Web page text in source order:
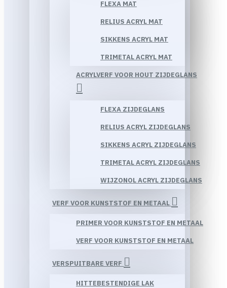
FLEXA MAT
RELIUS ACRYL MAT
SIKKENS ACRYL MAT
TRIMETAL ACRYL MAT
ACRYLVERF VOOR HOUT ZIJDEGLANS
FLEXA ZIJDEGLANS
RELIUS ACRYL ZIJDEGLANS
SIKKENS ACRYL ZIJDEGLANS
TRIMETAL ACRYL ZIJDEGLANS
WIJZONOL ACRYL ZIJDEGLANS
VERF VOOR KUNSTSTOF EN METAAL
PRIMER VOOR KUNSTSTOF EN METAAL
VERF VOOR KUNSTSTOF EN METAAL
VERSPUITBARE VERF
HITTEBESTENDIGE LAK